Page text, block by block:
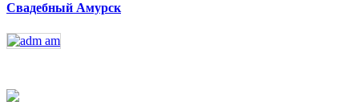
Свадебный Амурск